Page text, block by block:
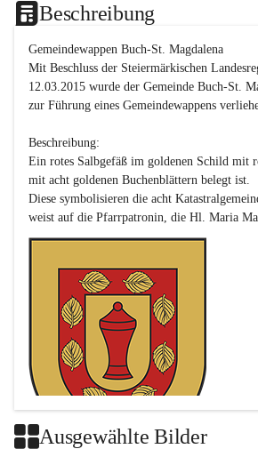
Beschreibung
Gemeindewappen Buch-St. Magdalena
Mit Beschluss der Steiermärkischen
12.03.2015 wurde der Gemeinde Buch-St.
zur Führung eines Gemeindewappens
Beschreibung:
Ein rotes Salbgefäß im goldenen Schild mit
mit acht goldenen Buchenblättern belegt ist.
Diese symbolisieren die acht
Ausgewählte Bilder